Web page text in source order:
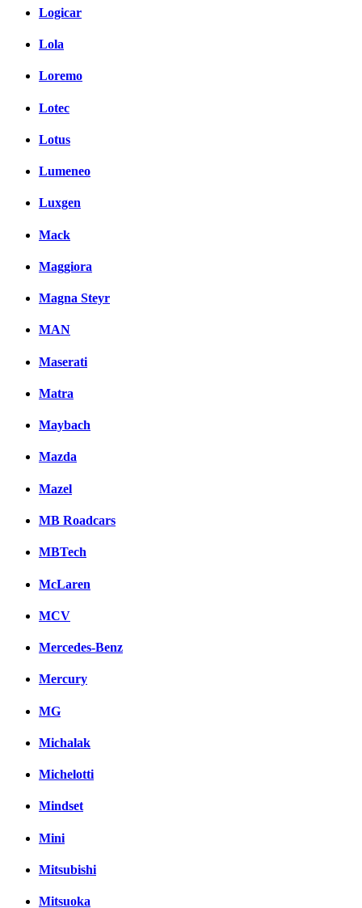
Logicar
Lola
Loremo
Lotec
Lotus
Lumeneo
Luxgen
Mack
Maggiora
Magna Steyr
MAN
Maserati
Matra
Maybach
Mazda
Mazel
MB Roadcars
MBTech
McLaren
MCV
Mercedes-Benz
Mercury
MG
Michalak
Michelotti
Mindset
Mini
Mitsubishi
Mitsuoka